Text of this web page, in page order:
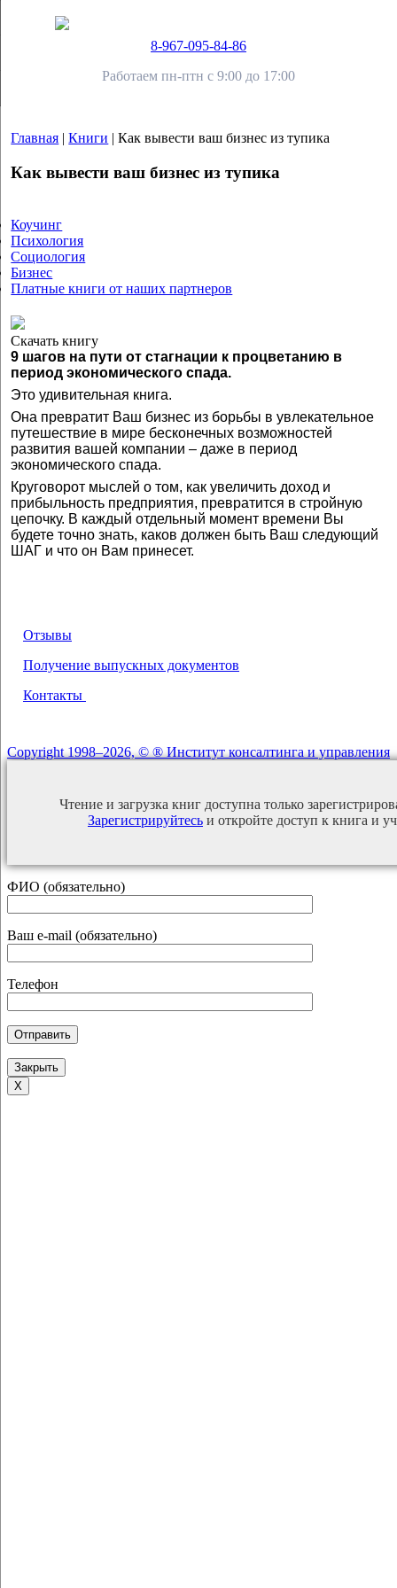
8-967-095-84-86
Работаем пн-птн с 9:00 до 17:00
Главная |Книги |Как вывести ваш бизнес из тупика
Как вывести ваш бизнес из тупика
Коучинг
Психология
Социология
Бизнес
Платные книги от наших партнеров
Скачать книгу
9 шагов на пути от стагнации к процветанию в
период экономического спада.
Это удивительная книга.
Она превратит Ваш бизнес из борьбы в увлекательное
путешествие в мире бесконечных возможностей
развития вашей компании – даже в период
экономического спада.
Круговорот мыслей о том, как увеличить доход и
прибыльность предприятия, превратится в стройную
цепочку. В каждый отдельный момент времени Вы
будете точно знать, каков должен быть Ваш следующий
ШАГ и что он Вам принесет.
Отзывы
Получение выпускных документов
Контакты
Copyright 1998–2026, © ® Институт консалтинга и управления
Чтение и загрузка книг доступна только
Зарегистрируйтесь и откройте доступ к книга и
ФИО (обязательно)
Ваш e-mail (обязательно)
Телефон
Закрыть
Х